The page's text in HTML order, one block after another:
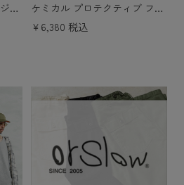
ャ
ケミカル プロテクティブ フロ
ント カーゴパンツ
￥6,380 税込